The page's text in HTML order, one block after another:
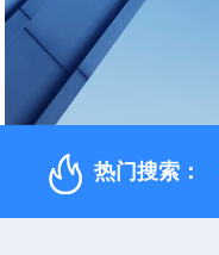
热门搜索：